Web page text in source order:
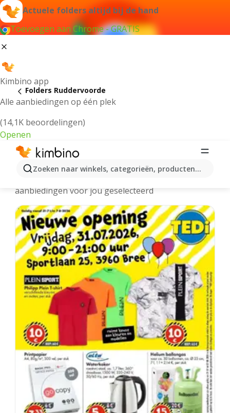
Actuele folders altijd bij de hand
Toevoegen aan Chrome - GRATIS
Kimbino app
Alle aanbiedingen op één plek
(14,1K beoordelingen)
Openen
Zoeken naar winkels, categorieën, producten...
Folders Ruddervoorde
Ruddervoorde folders online
aanbiedingen voor jou geselecteerd